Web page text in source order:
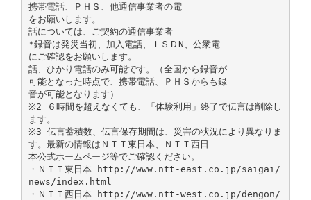
携帯電話、ＰＨＳ、他通信事業者の電
をお願いします。
話については、ご契約の通信事業者
*録音は発災当初、加入電話、ＩＳＤN、公衆電
にご確認をお願いします。
話、ひかり電話のみ可能です。（全国から録音が
可能となった時点で、携帯電話、ＰＨＳからも録
音が可能となります）
※2 ６時間を超えなくても、「体験利用」終了で伝言は削除し
ます。
※3 伝言蓄積数、伝言保存期間は、災害の状況により異なりま
す。最新の情報はＮＴＴ東日本、ＮＴＴ西日
本公式ホームページ等でご確認ください。
・ＮＴＴ東日本 http://www.ntt-east.co.jp/saigai/
news/index.html
・ＮＴＴ西日本 http://www.ntt-west.co.jp/dengon/